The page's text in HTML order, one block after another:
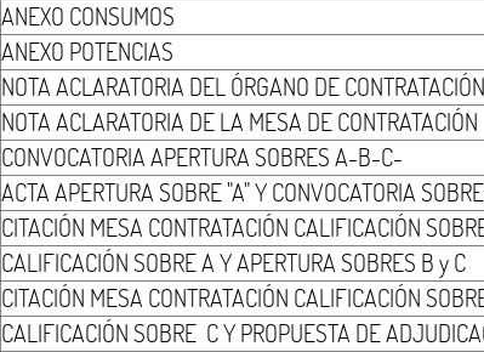
ANEXO CONSUMOS
ANEXO POTENCIAS
NOTA ACLARATORIA DEL ÓRGANO DE CONTRATACIÓN
NOTA ACLARATORIA DE LA MESA DE CONTRATACIÓN
CONVOCATORIA APERTURA SOBRES A-B-C-
ACTA APERTURA SOBRE "A" Y CONVOCATORIA
CITACIÓN MESA CONTRATACIÓN CALIFICACIÓN
CALIFICACIÓN SOBRE A Y APERTURA SOBRES B y C
CITACIÓN MESA CONTRATACIÓN CALIFICACIÓN
CALIFICACIÓN SOBRE C Y PROPUESTA DE